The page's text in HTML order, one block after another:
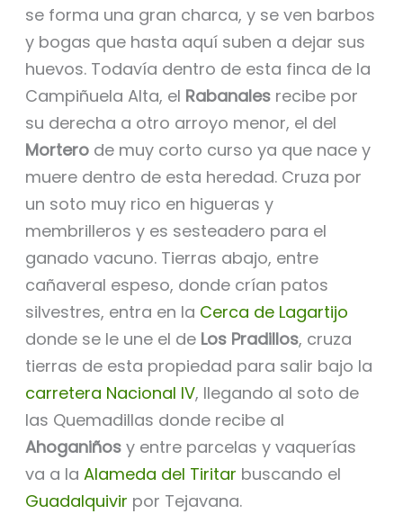
se forma una gran charca, y se ven barbos
y bogas que hasta aquí suben a dejar sus
huevos. Todavía dentro de esta finca de la
Campiñuela Alta, el Rabanalesrecibe por
su derecha a otro arroyo menor, el del
Morterode muy corto curso ya que nace y
muere dentro de esta heredad. Cruza por
un soto muy rico en higueras y
membrilleros y es sesteadero para el
ganado vacuno. Tierras abajo, entre
cañaveral espeso, donde crían patos
silvestres, entra en la Cerca de Lagartijo
donde se le une el de Los Pradillos, cruza
tierras de esta propiedad para salir bajo la
carretera Nacional IV, llegando al soto de
las Quemadillas donde recibe al
Ahoganiñosy entre parcelas y vaquerías
va a la Alameda del Tiritar buscando el
Guadalquivir por Tejavana.